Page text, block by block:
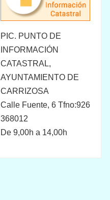
PIC. PUNTO DE
INFORMACIÓN
CATASTRAL,
AYUNTAMIENTO DE
CARRIZOSA
Calle Fuente, 6 Tfno:926
368012
De 9,00h a 14,00h